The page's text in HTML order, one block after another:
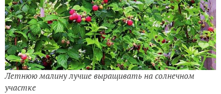
Летнюю малину лучше выращивать на солнечном
участке